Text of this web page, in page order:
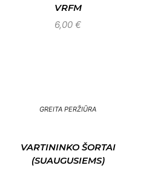
VRFM
6,00 €
GREITA PERŽIŪRA
VARTININKO ŠORTAI
(SUAUGUSIEMS)